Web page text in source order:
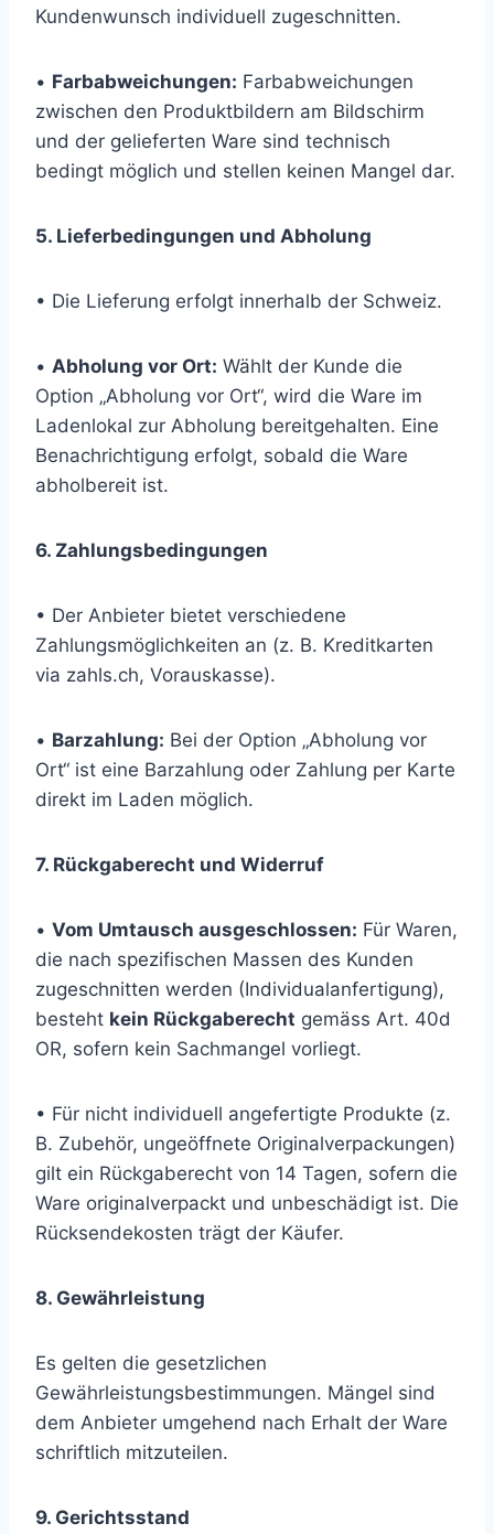
Kundenwunsch individuell zugeschnitten.
• Farbabweichungen: Farbabweichungen
zwischen den Produktbildern am Bildschirm
und der gelieferten Ware sind technisch
bedingt möglich und stellen keinen Mangel dar.
5. Lieferbedingungen und Abholung
• Die Lieferung erfolgt innerhalb der Schweiz.
• Abholung vor Ort: Wählt der Kunde die
Option „Abholung vor Ort“, wird die Ware im
Ladenlokal zur Abholung bereitgehalten. Eine
Benachrichtigung erfolgt, sobald die Ware
abholbereit ist.
6. Zahlungsbedingungen
• Der Anbieter bietet verschiedene
Zahlungsmöglichkeiten an (z. B. Kreditkarten
via zahls.ch, Vorauskasse).
• Barzahlung: Bei der Option „Abholung vor
Ort“ ist eine Barzahlung oder Zahlung per Karte
direkt im Laden möglich.
7. Rückgaberecht und Widerruf
• Vom Umtausch ausgeschlossen: Für Waren,
die nach spezifischen Massen des Kunden
zugeschnitten werden (Individualanfertigung),
besteht kein Rückgaberecht gemäss Art. 40d
OR, sofern kein Sachmangel vorliegt.
• Für nicht individuell angefertigte Produkte (z.
B. Zubehör, ungeöffnete Originalverpackungen)
gilt ein Rückgaberecht von 14 Tagen, sofern die
Ware originalverpackt und unbeschädigt ist. Die
Rücksendekosten trägt der Käufer.
8. Gewährleistung
Es gelten die gesetzlichen
Gewährleistungsbestimmungen. Mängel sind
dem Anbieter umgehend nach Erhalt der Ware
schriftlich mitzuteilen.
9. Gerichtsstand